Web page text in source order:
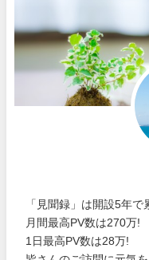
「見聞録」は開設5年
月間最高PV数は270万!
1日最高PV数は28万!